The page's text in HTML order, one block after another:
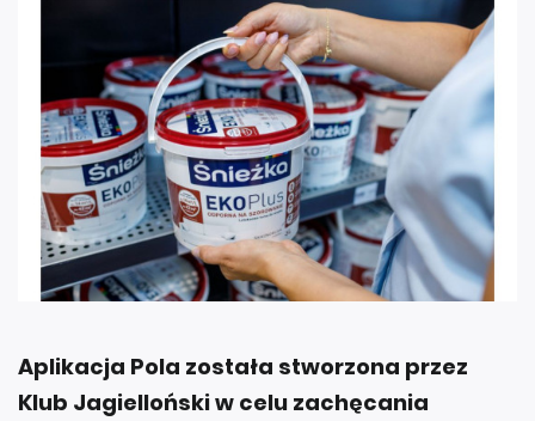
Aplikacja Pola została stworzona przez
Klub Jagielloński w celu zachęcania